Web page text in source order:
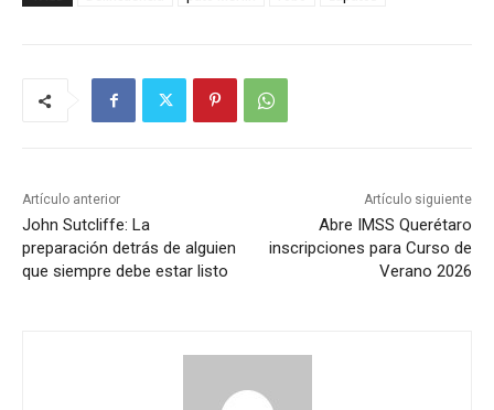
Artículo anterior
John Sutcliffe: La
preparación detrás de alguien
que siempre debe estar listo
Artículo siguiente
Abre IMSS Querétaro
inscripciones para Curso de
Verano 2026